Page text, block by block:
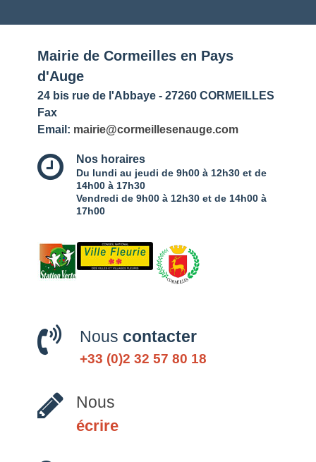
Mairie de Cormeilles en Pays
d'Auge
24 bis rue de l'Abbaye - 27260 CORMEILLES
Fax
Email: mairie@cormeillesenauge.com
Nos horaires
Du lundi au jeudi de 9h00 à 12h30 et de
14h00 à 17h30
Vendredi de 9h00 à 12h30 et de 14h00 à
17h00
Nous contacter
+33 (0)2 32 57 80 18
Nous
écrire